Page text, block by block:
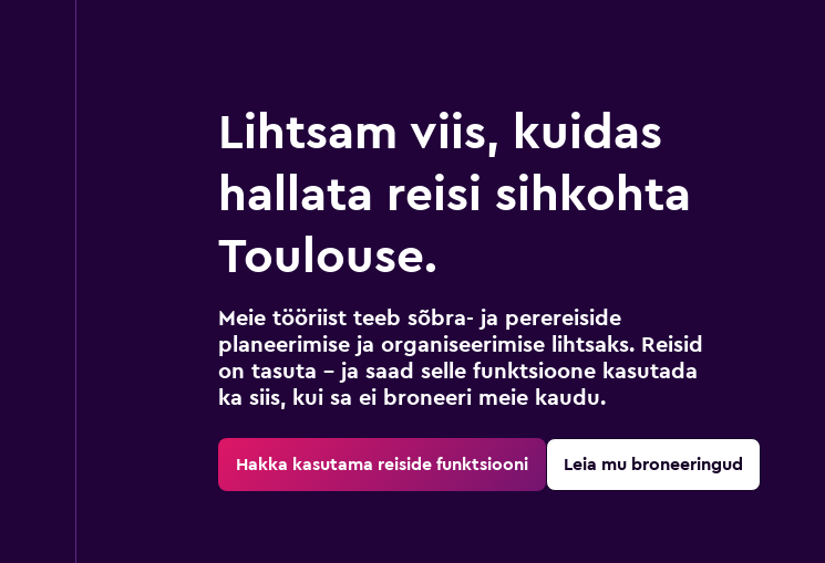
Lihtsam viis, kuidas
hallata reisi sihkohta
Toulouse.
Meie tööriist teeb sõbra- ja perereiside
planeerimise ja organiseerimise lihtsaks. Reisid
on tasuta – ja saad selle funktsioone kasutada
ka siis, kui sa ei broneeri meie kaudu.
Hakka kasutama reiside funktsiooni Leia mu broneeringud